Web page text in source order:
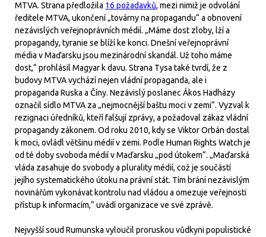
MTVA. Strana předložila 16 požadavků, mezi nimiž je odvolání
ředitele MTVA, ukončení „továrny na propagandu“ a obnovení
nezávislých veřejnoprávních médií. „Máme dost zloby, lží a
propagandy, tyranie se blíží ke konci. Dnešní veřejnoprávní
média v Maďarsku jsou mezinárodní skandál. Už toho máme
dost,“ prohlásil Magyar k davu. Strana Tysa také tvrdí, že z
budovy MTVA vychází nejen vládní propaganda, ale i
propaganda Ruska a Číny. Nezávislý poslanec Ákos Hadházy
označil sídlo MTVA za „nejmocnější baštu moci v zemi“. Vyzval k
rezignaci úředníků, kteří falšují zprávy, a požadoval zákaz vládní
propagandy zákonem. Od roku 2010, kdy se Viktor Orbán dostal
k moci, ovládl většinu médií v zemi. Podle Human Rights Watch je
od té doby svoboda médií v Maďarsku „pod útokem“. „Maďarská
vláda zasahuje do svobody a plurality médií, což je součástí
jejího systematického útoku na právní stát. Tím brání nezávislým
novinářům vykonávat kontrolu nad vládou a omezuje veřejnosti
přístup k informacím,“ uvádí organizace ve své zprávě.
Nejvyšší soud Rumunska vyloučil proruskou vůdkyni populistické